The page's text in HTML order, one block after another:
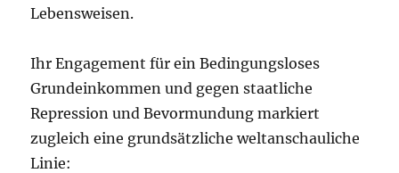
Lebensweisen.
Ihr Engagement für ein Bedingungsloses
Grundeinkommen und gegen staatliche
Repression und Bevormundung markiert
zugleich eine grundsätzliche weltanschauliche
Linie: